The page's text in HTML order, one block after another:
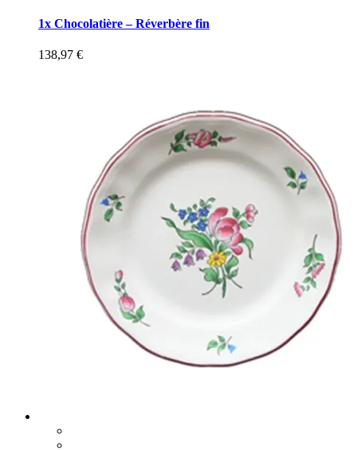
1x Chocolatière – Réverbère fin
138,97 €